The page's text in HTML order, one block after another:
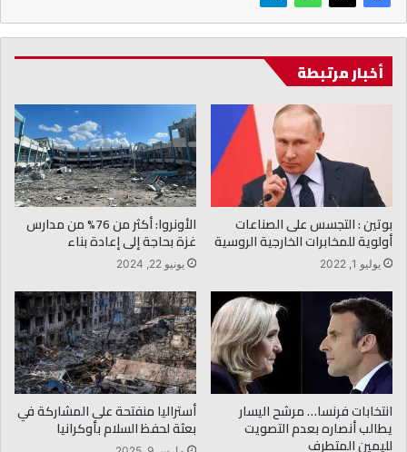
أخبار مرتبطة
بوتين : التجسس على الصناعات
أولوية للمخابرات الخارجية الروسية
يوليو 1, 2022
الأونروا: أكثر من 76% من مدارس
غزة بحاجة إلى إعادة بناء
يونيو 22, 2024
انتخابات فرنسا… مرشح اليسار
يطالب أنصاره بعدم التصويت
لليمين المتطرف
أستراليا منفتحة على المشاركة في
بعثة لحفظ السلام بأوكرانيا